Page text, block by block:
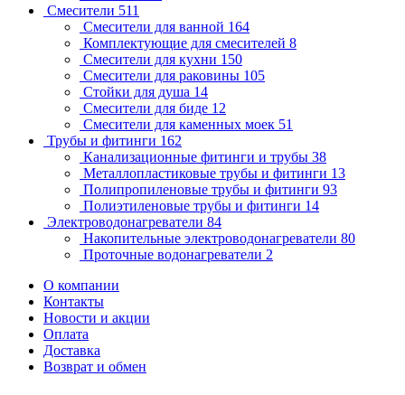
Смесители 511
Смесители для ванной 164
Комплектующие для смесителей 8
Смесители для кухни 150
Смесители для раковины 105
Стойки для душа 14
Смесители для биде 12
Смесители для каменных моек 51
Трубы и фитинги 162
Канализационные фитинги и трубы 38
Металлопластиковые трубы и фитинги 13
Полипропиленовые трубы и фитинги 93
Полиэтиленовые трубы и фитинги 14
Электроводонагреватели 84
Накопительные электроводонагреватели 80
Проточные водонагреватели 2
О компании
Контакты
Новости и акции
Оплата
Доставка
Возврат и обмен